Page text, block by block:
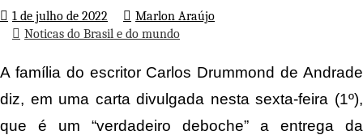
1 de julho de 2022
Marlon Araújo
Noticas do Brasil e do mundo
A família do escritor Carlos Drummond de Andrade
diz, em uma carta divulgada nesta sexta-feira (1º),
que é um “verdadeiro deboche” a entrega da